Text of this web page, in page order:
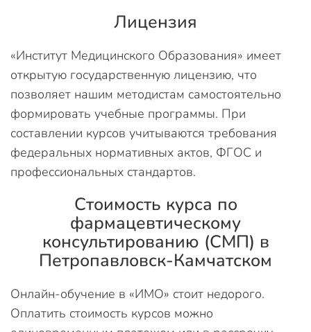
Лицензия
«Институт Медицинского Образования» имеет
открытую государственную лицензию, что
позволяет нашим методистам самостоятельно
формировать учебные программы. При
составлении курсов учитываются требования
федеральных нормативных актов, ФГОС и
профессиональных стандартов.
Стоимость курса по
фармацевтическому
консультированию (СМП) в
Петропавловск-Камчатском
Онлайн-обучение в «ИМО» стоит недорого.
Оплатить стоимость курсов можно